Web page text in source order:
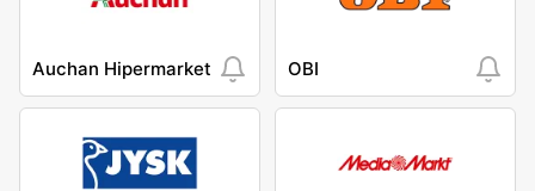
Auchan Hipermarket OBI